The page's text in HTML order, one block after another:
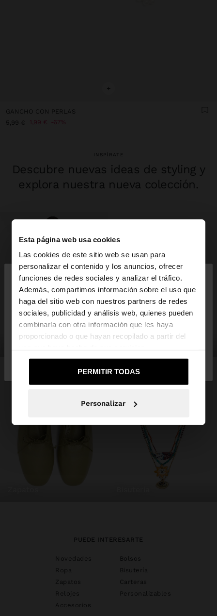
Esta página web usa cookies
Las cookies de este sitio web se usan para
personalizar el contenido y los anuncios, ofrecer
funciones de redes sociales y analizar el tráfico.
Además, compartimos información sobre el uso que
haga del sitio web con nuestros partners de redes
sociales, publicidad y análisis web, quienes pueden
combinarla con otra información que les haya
proporcionado o que hayan recopilado a partir del
PERMITIR TODAS
Personalizar
hola
Estás accediendo a la web de España. ¿Quieres ir a
la web de United States?
+
GANCHO CON PERLAS
5,99 € 1,99 € 67%
INSPÍRATE
Descubre nuevas ideas de styling y
explora nuestra nueva colección.
PUEDE INTERESARTE
Novedades
Bolsos
Ropa
Bisutería
Zapatos
Carteras
Relojes
Personalizables
Accesorios